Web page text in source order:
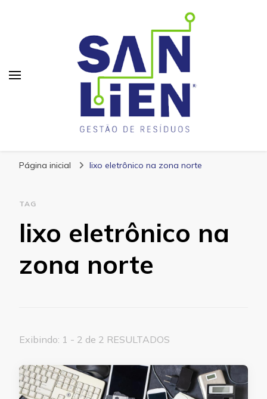
Página inicial lixo eletrônico na zona norte
TAG
lixo eletrônico na
zona norte
Exibindo: 1 - 2 de 2 RESULTADOS